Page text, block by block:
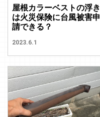
屋根カラーベストの浮き
は火災保険に台風被害申
請できる？
2023.6.1